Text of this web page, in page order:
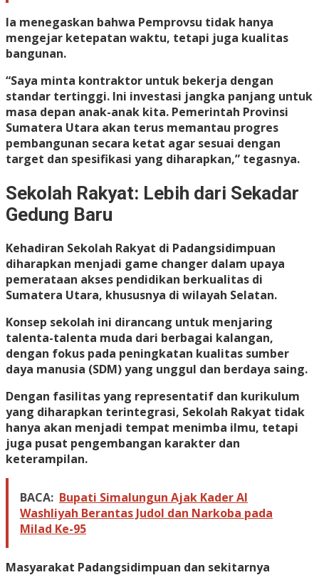
Ia menegaskan bahwa Pemprovsu tidak hanya
mengejar ketepatan waktu, tetapi juga kualitas
bangunan.
“Saya minta kontraktor untuk bekerja dengan
standar tertinggi. Ini investasi jangka panjang untuk
masa depan anak-anak kita. Pemerintah Provinsi
Sumatera Utara akan terus memantau progres
pembangunan secara ketat agar sesuai dengan
target dan spesifikasi yang diharapkan,” tegasnya.
Sekolah Rakyat: Lebih dari Sekadar
Gedung Baru
Kehadiran Sekolah Rakyat di Padangsidimpuan
diharapkan menjadi game changer dalam upaya
pemerataan akses pendidikan berkualitas di
Sumatera Utara, khususnya di wilayah Selatan.
Konsep sekolah ini dirancang untuk menjaring
talenta-talenta muda dari berbagai kalangan,
dengan fokus pada peningkatan kualitas sumber
daya manusia (SDM) yang unggul dan berdaya saing.
Dengan fasilitas yang representatif dan kurikulum
yang diharapkan terintegrasi, Sekolah Rakyat tidak
hanya akan menjadi tempat menimba ilmu, tetapi
juga pusat pengembangan karakter dan
keterampilan.
BACA: Bupati Simalungun Ajak Kader Al
Washliyah Berantas Judol dan Narkoba pada
Milad Ke-95
Masyarakat Padangsidimpuan dan sekitarnya